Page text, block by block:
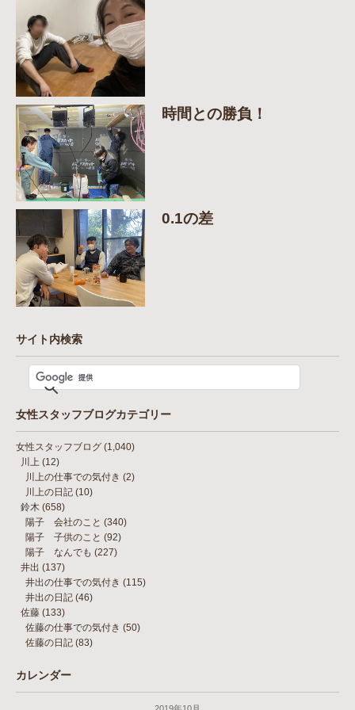
時間との勝負！
0.1の差
サイト内検索
女性スタッフブログカテゴリー
女性スタッフブログ (1,040)
川上 (12)
川上の仕事での気付き (2)
川上の日記 (10)
鈴木 (658)
陽子 会社のこと (340)
陽子 子供のこと (92)
陽子 なんでも (227)
井出 (137)
井出の仕事での気付き (115)
井出の日記 (46)
佐藤 (133)
佐藤の仕事での気付き (50)
佐藤の日記 (83)
カレンダー